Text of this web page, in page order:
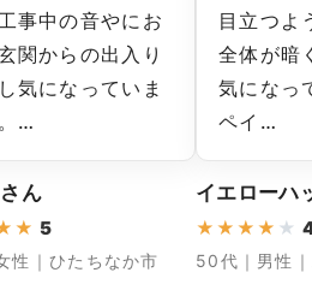
事中の音やにお
関からの出入り
気になっていま
…
ん
★ 5
性｜ひたちなか市
目立つよ
全体が暗
気になっ
ペイ…
イエローハ
★ ★ ★ ★ ★
50代｜男性